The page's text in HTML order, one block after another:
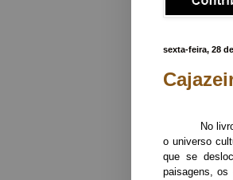
sexta-feira, 28
No
o universo
que se
paisagens,